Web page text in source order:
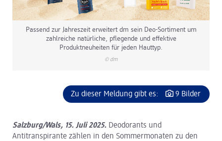
Passend zur Jahreszeit erweitert dm sein Deo-Sortiment um
zahlreiche natürliche, pflegende und effektive
Produktneuheiten für jeden Hauttyp.
© dm
Zu dieser Meldung gibt es: 9 Bilder
Salzburg/Wals, 15. Juli 2025. Deodorants und
Antitranspirante zählen in den Sommermonaten zu den